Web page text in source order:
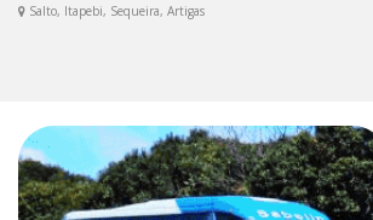
Salto, Itapebi, Sequeira, Artigas